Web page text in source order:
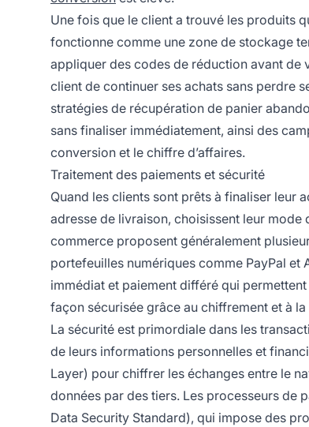
Une fois que le client a trouvé les produits
fonctionne comme une zone de stockage
appliquer des codes de réduction avant de
client de continuer ses achats sans perdre
stratégies de récupération de panier
sans finaliser immédiatement, ainsi des
conversion et le chiffre d’affaires.
Traitement des paiements et sécurité
Quand les clients sont prêts à finaliser leur
adresse de livraison, choisissent leur mode
commerce proposent généralement
portefeuilles numériques comme PayPal et
immédiat et paiement différé qui
façon sécurisée grâce au chiffrement et à
La sécurité est primordiale dans les
de leurs informations personnelles et
Layer) pour chiffrer les échanges entre le
données par des tiers. Les processeurs de
Data Security Standard), qui impose des